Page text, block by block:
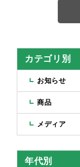
カテゴリ別
お知らせ
商品
メディア
年代別